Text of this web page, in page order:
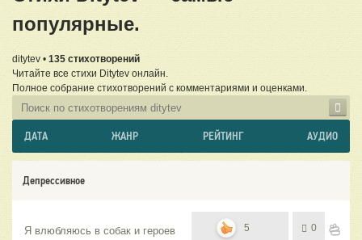
популярные.
ditytev • 135 стихотворений
Читайте все стихи Ditytev онлайн.
Полное собрание стихотворений с комментариями и оценками.
ДАТА ЖАНР РЕЙТИНГ АУДИО
Депрессивное
Я влюбляюсь в собак и героев
5 0